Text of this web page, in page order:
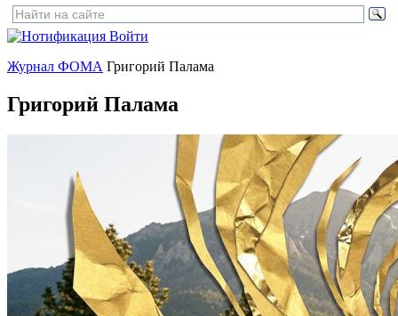
Войти
Журнал ФОМА Григорий Палама
Григорий Палама